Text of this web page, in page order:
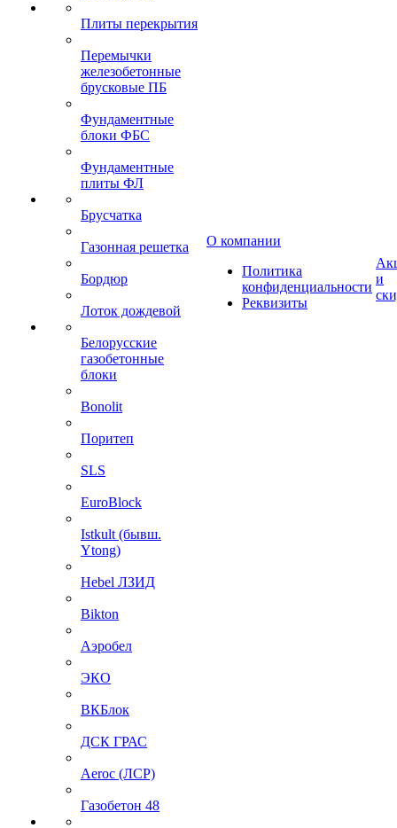
Плиты перекрытия
Перемычки
железобетонные
брусковые ПБ
Фундаментные
блоки ФБС
Фундаментные
плиты ФЛ
Брусчатка
Газонная решетка
Бордюр
Лоток дождевой
Белорусские
газобетонные
блоки
Bonolit
Поритеп
SLS
EuroBlock
Istkult (бывш.
Ytong)
Hebel ЛЗИД
Bikton
Аэробел
ЭКО
ВКБлок
ДСК ГРАС
Aeroc (ЛСР)
Газобетон 48
О компании
Политика
конфиденциальности
Реквизиты
и